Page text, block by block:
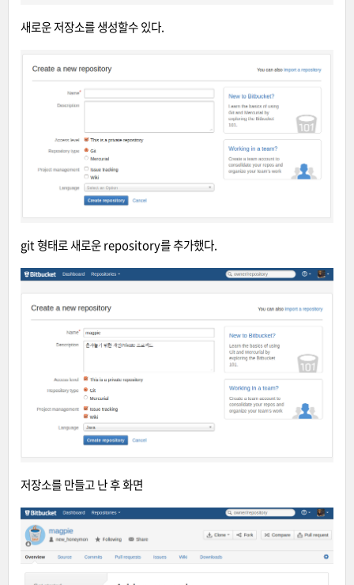
새로운 저장소를 생성할수 있다.
git 형태로 새로운 repository를 추가했다.
저장소를 만들고 난 후 화면